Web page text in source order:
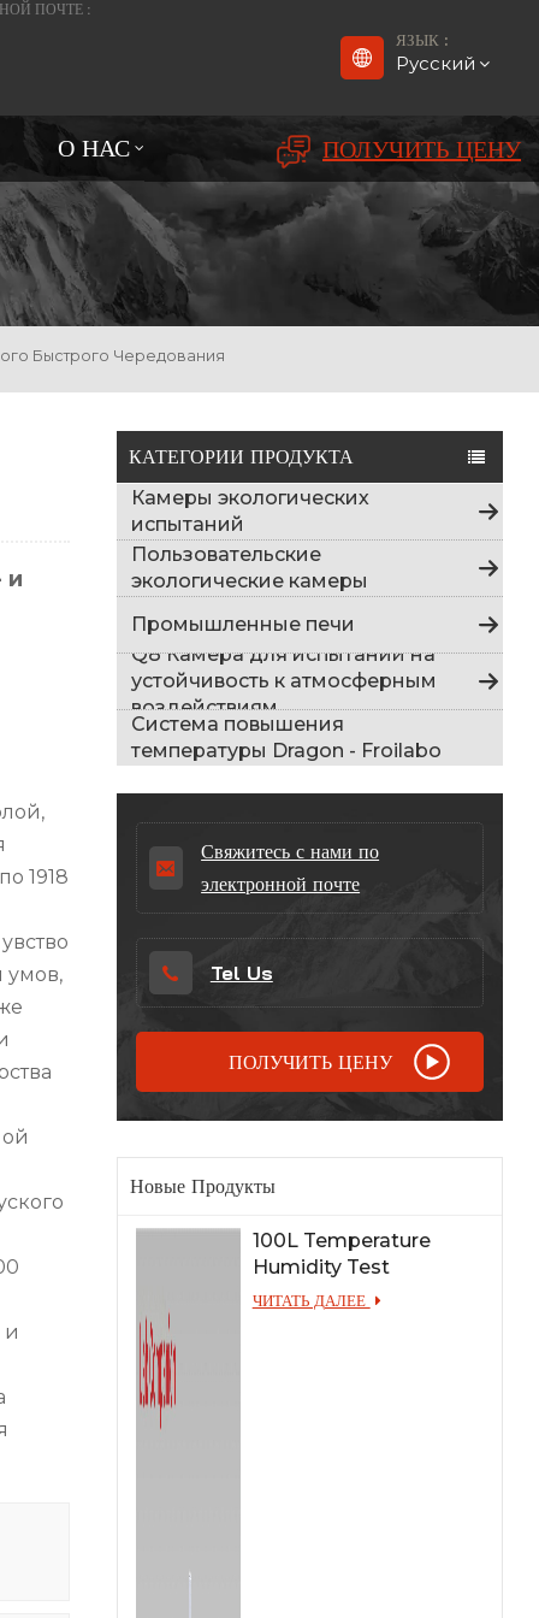
ПОЧТЕ :
ЯЗЫК :
Русский
Español
بالعربية
Português
ภาษาไทย
日本語
Tiếng Việt
中文
О НАС ПОЛУЧИТЬ ЦЕНУ
Быстрого Чередования
КАТЕГОРИИ ПРОДУКТА
Камеры экологических
испытаний
Пользовательские
экологические камеры
Промышленные печи
Q8 Камера для испытаний на
устойчивость к атмосферным
воздействиям
Система повышения
температуры Dragon - Froilabo
Свяжитесь с нами по
электронной почте
Tel Us
ПОЛУЧИТЬ ЦЕНУ
Новые Продукты
100L Temperature
Humidity Test
Chamber for Lab
ЧИТАТЬ ДАЛЕЕ
и
1918
умов,
и